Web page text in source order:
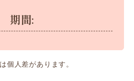
期間:
個人差があります。